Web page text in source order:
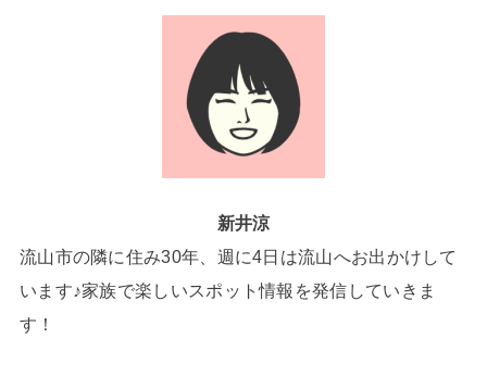
新井涼
流山市の隣に住み30年、週に4日は流山へお出かけして
います♪家族で楽しいスポット情報を発信していきま
す！